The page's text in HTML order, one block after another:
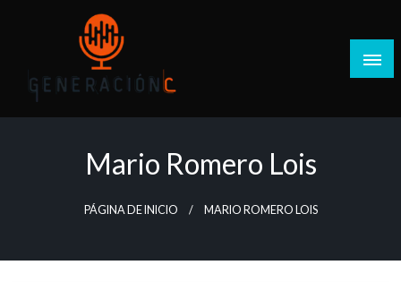
Mario Romero Lois
PÁGINA DE INICIO MARIO ROMERO LOIS